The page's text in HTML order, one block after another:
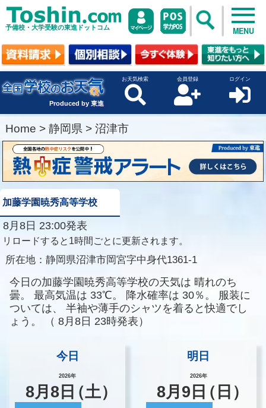
予備校・大学受験の東進ドットコム MENU
Produced by 東進
お天気検索 会員登録 ログイン
Home > 静岡県 > 沼津市
加藤学園暁秀高等学校
8月8日 23:00発表
リロードすると1時間ごとに更新されます。
所在地： 静岡県沼津市岡宮字中身代1361-1
今日の加藤学園暁秀高等学校の天気は 晴れのち
曇。
最高気温は 33℃。 降水確率は 30％。
服装に
ついては、
半袖や薄手のシャツを着ると快適でし
ょう。
（ 8月8日 23時発表）
今日
2026年
8月8 日（土）
明日
2026年
8月 9 日（日）